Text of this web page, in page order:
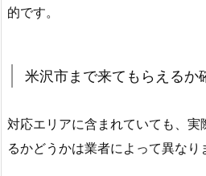
的です。
米沢市まで来てもらえるか
対応エリアに含まれていても、実
るかどうかは業者によって異なり